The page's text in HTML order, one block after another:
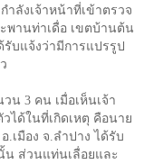
ลังเจ้าหน้าที่เข้าตรวจ
พานท่าเดื่อ เขตบ้านต้น
บแจ้งว่ามีการแปรรูป
น 3 คน เมื่อเห็นเจ้า
ได้ในที่เกิดเหตุ คือนาย
เมือง จ.ลำปาง ได้รับ
น ส่วนแท่นเลื่อยและ